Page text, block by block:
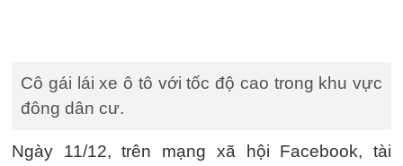
Cô gái lái xe ô tô với tốc độ cao trong khu vực
đông dân cư.
Ngày 11/12, trên mạng xã hội Facebook, tài